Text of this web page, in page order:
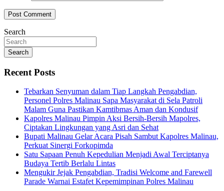
Search
Search
Recent Posts
Tebarkan Senyuman dalam Tiap Langkah Pengabdian,
Personel Polres Malinau Sapa Masyarakat di Sela Patroli
Malam Guna Pastikan Kamtibmas Aman dan Kondusif
Kapolres Malinau Pimpin Aksi Bersih-Bersih Mapolres,
Ciptakan Lingkungan yang Asri dan Sehat
Bupati Malinau Gelar Acara Pisah Sambut Kapolres Malinau,
Perkuat Sinergi Forkopimda
Satu Sapaan Penuh Kepedulian Menjadi Awal Terciptanya
Budaya Tertib Berlalu Lintas
Mengukir Jejak Pengabdian, Tradisi Welcome and Farewell
Parade Warnai Estafet Kepemimpinan Polres Malinau